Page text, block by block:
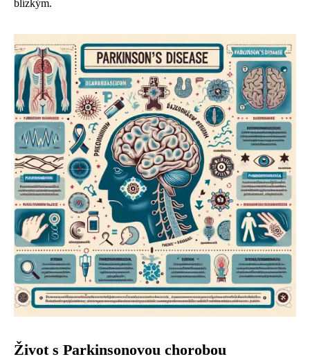
blízkým.
Život s Parkinsonovou chorobou